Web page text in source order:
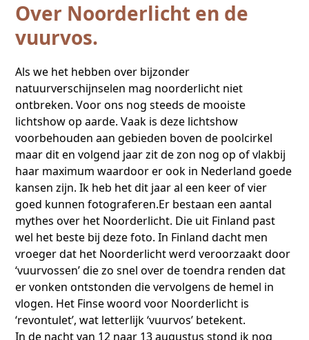
Over Noorderlicht en de
vuurvos.
Als we het hebben over bijzonder
natuurverschijnselen mag noorderlicht niet
ontbreken. Voor ons nog steeds de mooiste
lichtshow op aarde. Vaak is deze lichtshow
voorbehouden aan gebieden boven de poolcirkel
maar dit en volgend jaar zit de zon nog op of vlakbij
haar maximum waardoor er ook in Nederland goede
kansen zijn. Ik heb het dit jaar al een keer of vier
goed kunnen fotograferen.Er bestaan een aantal
mythes over het Noorderlicht. Die uit Finland past
wel het beste bij deze foto.In Finland dacht men
vroeger dat het Noorderlicht werd veroorzaakt door
‘vuurvossen’ die zo snel over de toendra renden dat
er vonken ontstonden die vervolgens de hemel in
vlogen. Het Finse woord voor Noorderlicht is
‘revontulet’, wat letterlijk ‘vuurvos’ betekent.
In de nacht van 12 naar 13 augustus stond ik nog